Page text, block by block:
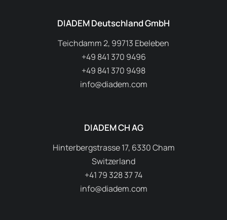
DIADEM Deutschland GmbH
Teichdamm 2, 99713 Ebeleben
+49 841 370 9496
+49 841 370 9498
info@diadem.com
DIADEM CH AG
Hinterbergstrasse 17, 6330 Cham
Switzerland
+41 79 328 37 74
info@diadem.com